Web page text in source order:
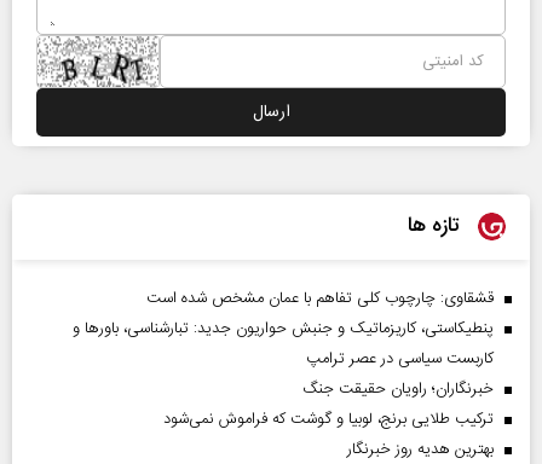
تازه ها
قشقاوی: چارچوب کلی تفاهم با عمان مشخص شده است
پنطیکاستی، کاریزماتیک و جنبش حواریون جدید: تبارشناسی، باور‌ها و
کاربست سیاسی در عصر ترامپ
خبرنگاران؛ راویان حقیقت جنگ
ترکیب طلایی برنج، لوبیا و گوشت که فراموش نمی‌شود
بهترین هدیه روز خبرنگار